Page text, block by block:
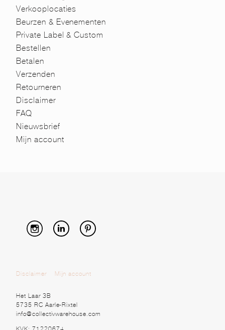
Verkooplocaties
Beurzen & Evenementen
Private Label & Custom
Bestellen
Betalen
Verzenden
Retourneren
Disclaimer
FAQ
Nieuwsbrief
Mijn account
Disclaimer Mijn account
Het Laar 3B
5735 RC Aarle-Rixtel
info@collectivwarehouse.com